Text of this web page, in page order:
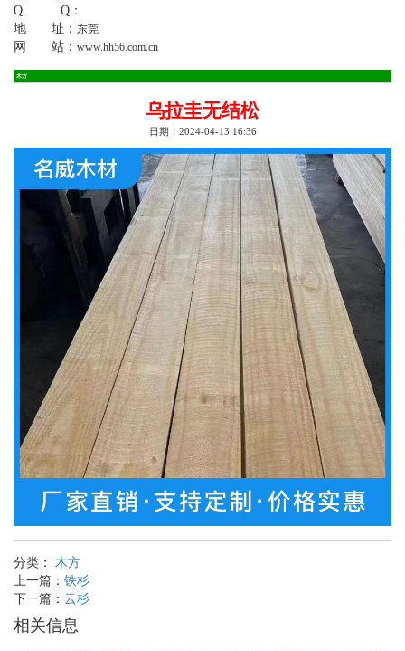
Q Q：
地 址： 东莞
网 站： www.hh56.com.cn
木方
乌拉圭无结松
日期：2024-04-13 16:36
分类： 木方
上一篇： 铁杉
下一篇： 云杉
相关信息